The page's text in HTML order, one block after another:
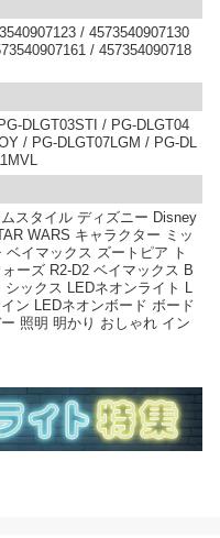
/ 4573540907130
/ 457354090718
DLGT03STI / PG-DLGT04
/ PG-DLGT07LGM / PG-DL
スタイル ディズニー Disney
WARS キャラクター ミッ
イマックス ズートピア ト
ーズ R2-D2 ベイマックス B
ックス LEDネオンライト L
ン LEDネオンボード ボード
照明 明かり おしゃれ イン